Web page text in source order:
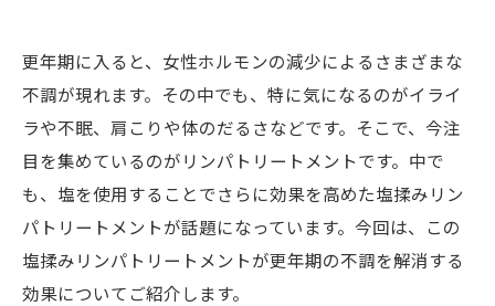
更年期に入ると、女性ホルモンの減少によるさまざまな
不調が現れます。その中でも、特に気になるのがイライ
ラや不眠、肩こりや体のだるさなどです。そこで、今注
目を集めているのがリンパトリートメントです。中で
も、塩を使用することでさらに効果を高めた塩揉みリン
パトリートメントが話題になっています。今回は、この
塩揉みリンパトリートメントが更年期の不調を解消する
効果についてご紹介します。